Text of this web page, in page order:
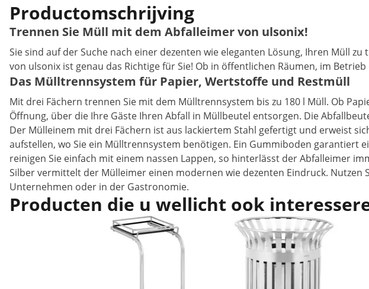
Productomschrijving
Trennen Sie Müll mit dem Abfalleimer von ulsonix!
Sie sind auf der Suche nach einer dezenten wie eleganten Lösung, Ihren Müll
von ulsonix ist genau das Richtige für Sie! Ob in öffentlichen Räumen, im
Das Mülltrennsystem für Papier, Wertstoffe und Restmüll
Mit drei Fächern trennen Sie mit dem Mülltrennsystem bis zu 180 l Müll. Ob
Öffnung, über die Ihre Gäste Ihren Abfall in Müllbeutel entsorgen. Die
Der Mülleinem mit drei Fächern ist aus lackiertem Stahl gefertigt und erweist
aufstellen, wo Sie ein Mülltrennsystem benötigen. Ein Gummiboden garantiert
reinigen Sie einfach mit einem nassen Lappen, so hinterlässt der Abfalleimer
Silber vermittelt der Mülleimer einen modernen wie dezenten Eindruck.
Unternehmen oder in der Gastronomie.
Producten die u wellicht ook